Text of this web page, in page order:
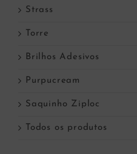
Strass
Torre
Brilhos Adesivos
Purpucream
Saquinho Ziploc
Todos os produtos